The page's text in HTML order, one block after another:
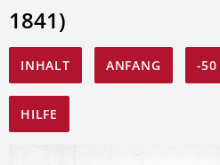
1841)
INHALT ANFANG -50
HILFE